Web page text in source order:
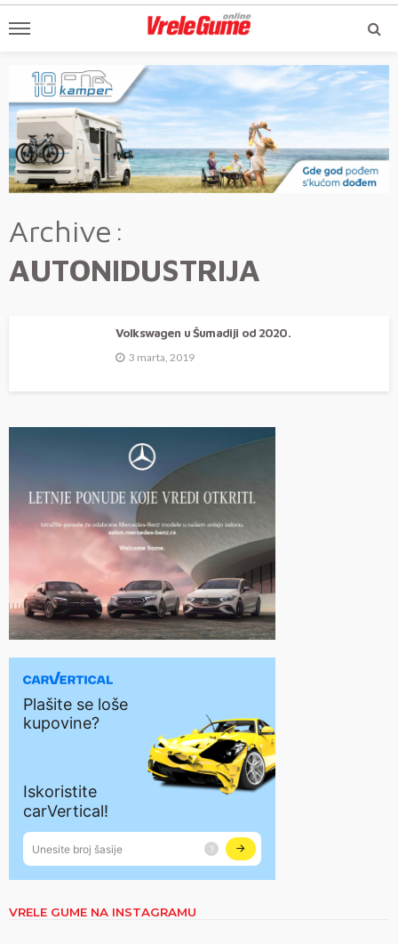
Archive
AUTONIDUSTRIJA
Volkswagen u Šumadiji od 2020.
3 marta, 2019
VRELE GUME NA INSTAGRAMU